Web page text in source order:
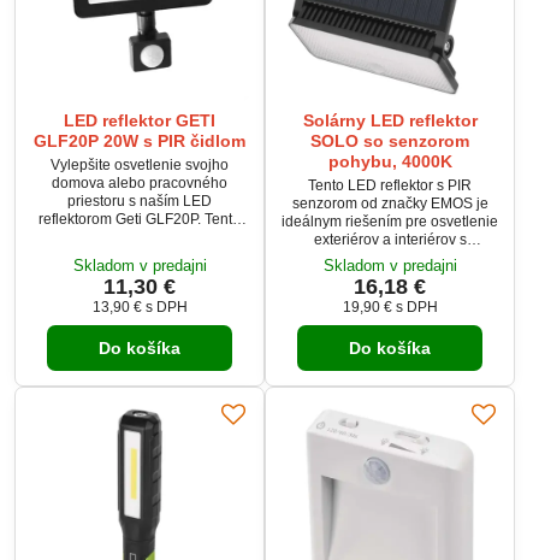
LED reflektor GETI
GLF20P 20W s PIR čidlom
Vylepšite osvetlenie svojho
domova alebo pracovného
priestoru s naším LED
reflektorom Geti GLF20P. Tento
halogénových reflektorov,
prinášajúc úsporu až 70%
energie. S okamžitým svietením v
plnej intenzite a výkonnými
SAMSUNG diódami poskytuje
Skladom v predajni
11,30 €
13,90 € s DPH
Do košíka
Solárny LED reflektor
SOLO so senzorom
pohybu, 4000K
Tento LED reflektor s PIR
senzorom od značky EMOS je
ideálnym riešením pre osvetlenie
exteriérov a interiérov s
povrchovou montážou. Poskytuje
neutrálne biele svetlo s teplotou
chromatičnosti 4000 K a
svetelným tokom 1000 lm.
Senzor detekuje pohyb až na
vzdialenosť 6 metrov, čo robí
automatické osvetlenie vchodov,
chodieb alebo garáží. Vďaka
IP54 krytiu je panel odolný...
Skladom v predajni
16,18 €
19,90 € s DPH
Do košíka